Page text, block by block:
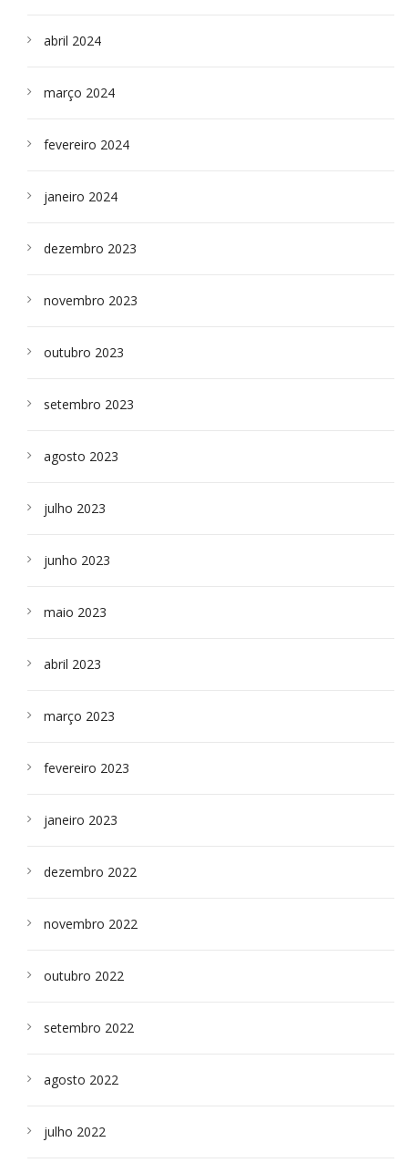
abril 2024
março 2024
fevereiro 2024
janeiro 2024
dezembro 2023
novembro 2023
outubro 2023
setembro 2023
agosto 2023
julho 2023
junho 2023
maio 2023
abril 2023
março 2023
fevereiro 2023
janeiro 2023
dezembro 2022
novembro 2022
outubro 2022
setembro 2022
agosto 2022
julho 2022